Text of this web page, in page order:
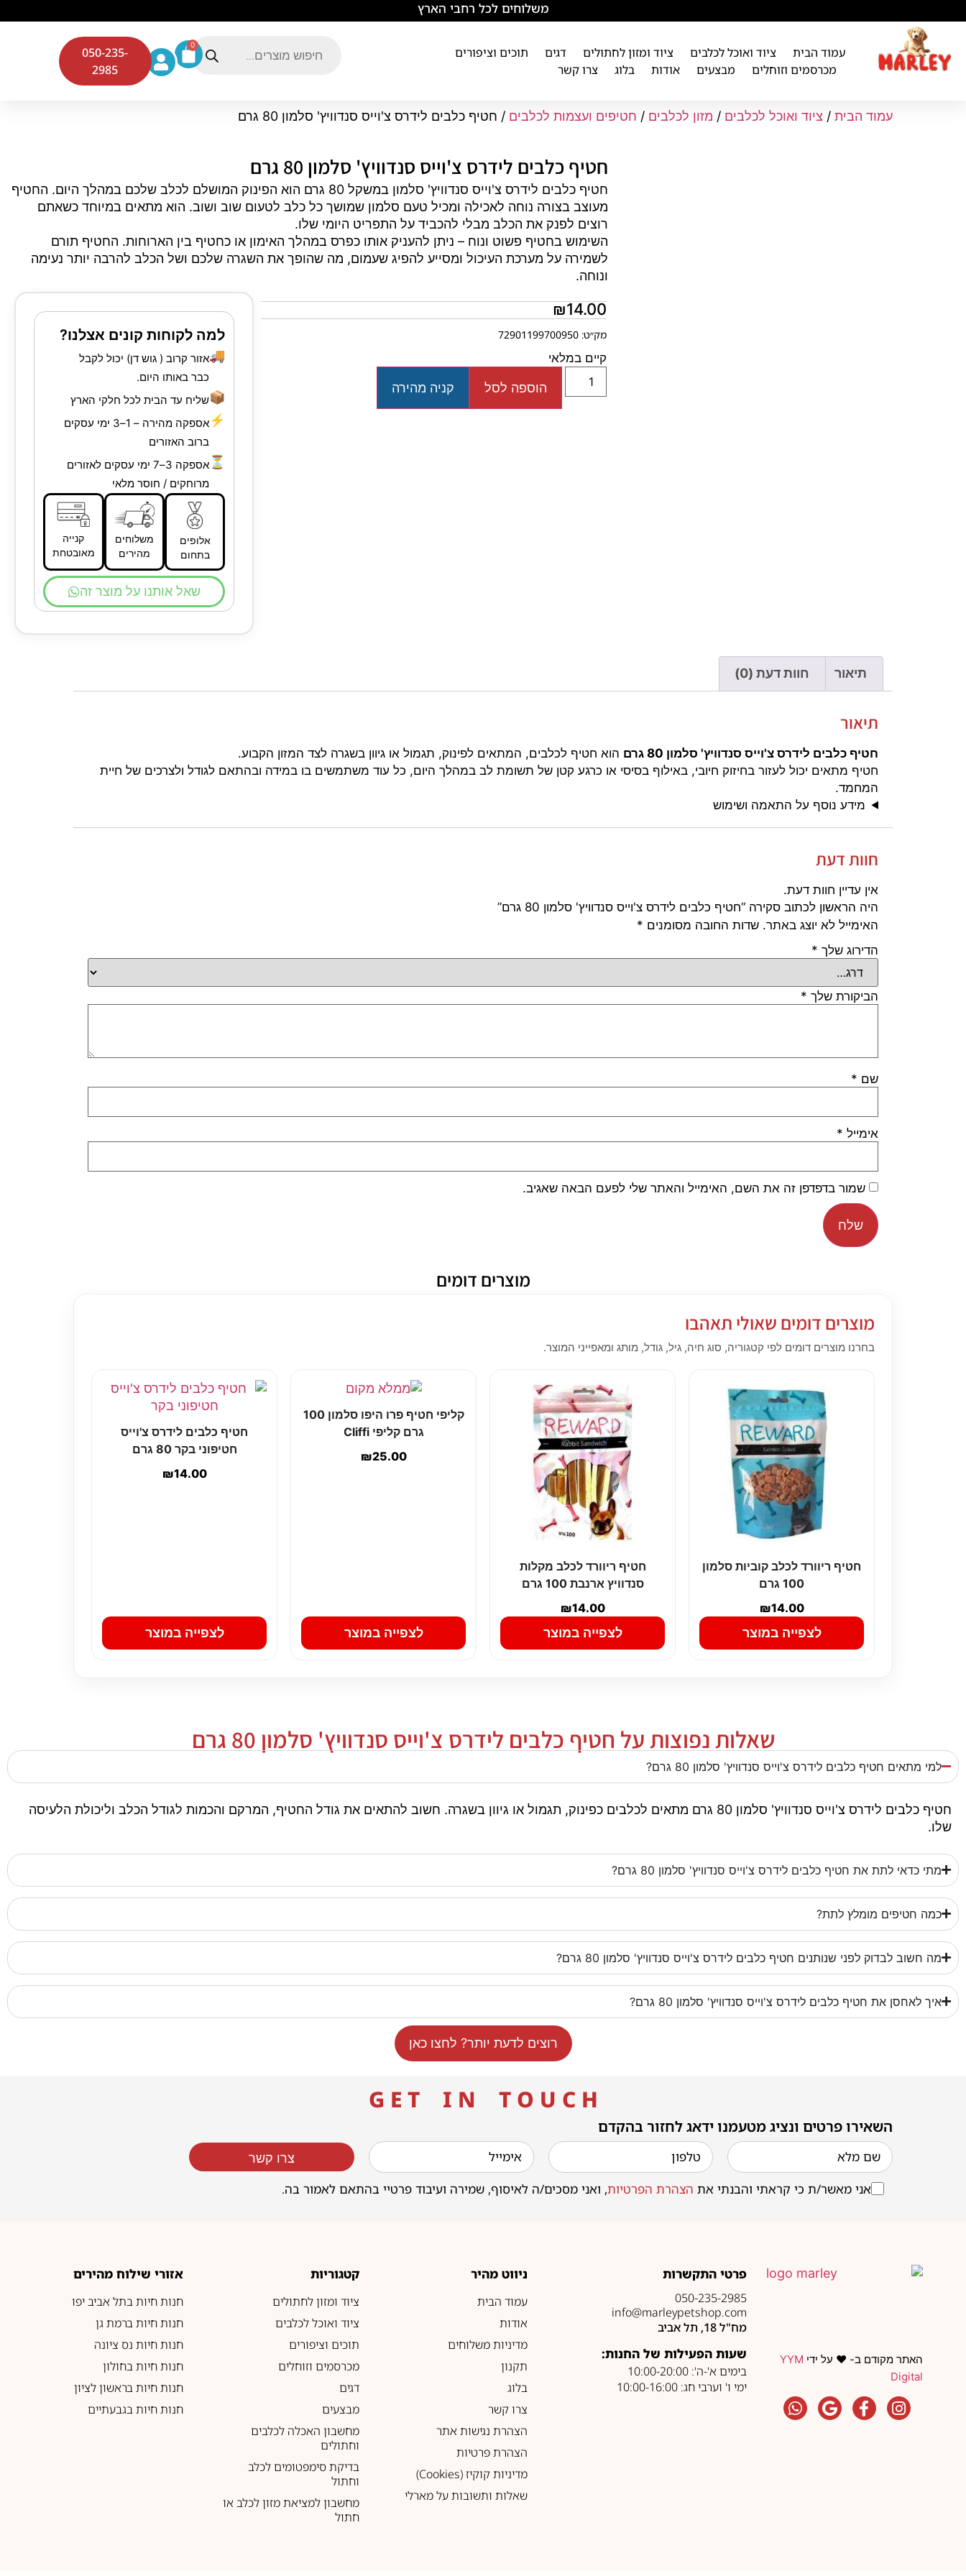
משלוחים לכל רחבי הארץ
עמוד הבית ציוד ואוכל לכלבים ציוד ומזון לחתולים דגים
תוכים וציפורים
מכרסמים וזוחלים
מבצעים אודות בלוג צרו קשר
0
050-235-
2985
עמוד הבית / ציוד ואוכל לכלבים / מזון לכלבים / חטיפים ועצמות לכלבים / חטיף כלבים לידרס צ'וייס סנדוויץ' סלמון 80 גרם
חטיף כלבים לידרס צ'וייס סנדוויץ' סלמון 80 גרם
חטיף כלבים לידרס צ'וייס סנדוויץ' סלמון במשקל 80 גרם הוא הפינוק המושלם לכלב שלכם במהלך היום. החטיף
מעוצב בצורה נוחה לאכילה ומכיל טעם סלמון שמושך כל כלב לטעום שוב ושוב. הוא מתאים במיוחד כשאתם
רוצים לפנק את הכלב מבלי להכביד על התפריט היומי שלו.
השימוש בחטיף פשוט ונוח – ניתן להעניק אותו כפרס במהלך האימון או כחטיף בין הארוחות. החטיף תורם
לשמירה על מערכת העיכול ומסייע להפיג שעמום, מה שהופך את השגרה שלכם ושל הכלב להרבה יותר נעימה
ונוחה.
₪14.00
מק״ט: 72901199700950
קיים במלאי
הוספה לסל קניה מהירה
למה לקוחות קונים אצלנו?
🚚אזור קרוב ( גוש דן) יכול לקבל
כבר באותו היום.
📦שליח עד הבית לכל חלקי הארץ
⚡
אספקה מהירה – 1–3 ימי עסקים
ברוב האזורים
⏳
אספקה 3–7 ימי עסקים לאזורים
מרוחקים / חוסר מלאי
אלופים
בתחום
משלוחים
מהירים
קנייה
מאובטחת
שאל אותנו על מוצר זה
תיאור חוות דעת (0)
תיאור
חטיף כלבים לידרס צ'וייס סנדוויץ' סלמון 80 גרם
הוא חטיף לכלבים, המתאים לפינוק, תגמול או גיוון בשגרה לצד המזון הקבוע.
חטיף מתאים יכול לעזור בחיזוק חיובי, באילוף בסיסי או כרגע קטן של תשומת לב במהלך היום, כל עוד משתמשים בו במידה ובהתאם לגודל ולצרכים של חיית
המחמד.
מידע נוסף על התאמה ושימוש
חוות דעת
אין עדיין חוות דעת.
היה הראשון לכתוב סקירה “חטיף כלבים לידרס צ'וייס סנדוויץ' סלמון 80 גרם”
האימייל לא יוצג באתר. שדות החובה מסומנים *
הדירוג שלך *
הביקורת שלך *
שם *
אימייל *
שמור בדפדפן זה את השם, האימייל והאתר שלי לפעם הבאה שאגיב.
מוצרים דומים
מוצרים דומים שאולי תאהבו
בחרנו מוצרים דומים לפי קטגוריה, סוג חיה, גיל, גודל, מותג ומאפייני המוצר.
חטיף ריוורד לכלב קוביות סלמון
100 גרם
₪14.00
לצפייה במוצר
חטיף ריוורד לכלב מקלות
סנדוויץ ארנבת 100 גרם
₪14.00
לצפייה במוצר
קליפי חטיף פרו היפו סלמון 100
גרם קליפי Cliffi
₪25.00
לצפייה במוצר
חטיף כלבים לידרס צ'וייס
חטיפוני בקר 80 גרם
₪14.00
לצפייה במוצר
שאלות נפוצות על חטיף כלבים לידרס צ'וייס סנדוויץ' סלמון 80 גרם
למי מתאים חטיף כלבים לידרס צ'וייס סנדוויץ' סלמון 80 גרם?
חטיף כלבים לידרס צ'וייס סנדוויץ' סלמון 80 גרם מתאים לכלבים כפינוק, תגמול או גיוון בשגרה. חשוב להתאים את גודל החטיף, המרקם והכמות לגודל הכלב וליכולת הלעיסה
שלו.
מתי כדאי לתת את חטיף כלבים לידרס צ'וייס סנדוויץ' סלמון 80 גרם?
כמה חטיפים מומלץ לתת?
מה חשוב לבדוק לפני שנותנים חטיף כלבים לידרס צ'וייס סנדוויץ' סלמון 80 גרם?
איך לאחסן את חטיף כלבים לידרס צ'וייס סנדוויץ' סלמון 80 גרם?
רוצים לדעת יותר? לחצו כאן
G E T I N T O U C H
השאירו פרטים ונציג מטעמנו ידאג לחזור בהקדם
אני מאשר/ת כי קראתי והבנתי את הצהרת הפרטיות, ואני מסכים/ה לאיסוף, שמירה ועיבוד פרטיי בהתאם לאמור בה.
צרו קשר
האתר מקודם ב- ❤️ על ידי YYM
Digital
פרטי התקשרות
050-235-2985
info@marleypetshop.com
מח"ל 18, תל אביב
שעות הפעילות של החנות:
בימים א'-ה': 10:00-20:00
ימי ו' וערבי חג: 10:00-16:00
ניווט מהיר
עמוד הבית
אודות
מדיניות משלוחים
תקנון
בלוג
צרו קשר
הצהרת נגישות אתר
הצהרת פרטיות
מדיניות קוקיז (Cookies)
שאלות ותשובות על מארלי
קטגוריות
ציוד ומזון לחתולים
ציוד ואוכל לכלבים
תוכים וציפורים
מכרסמים וזוחלים
דגים
מבצעים
מחשבון האכלה לכלבים
וחתולים
בדיקת סימפטומים לכלב
וחתול
מחשבון למציאת מזון לכלב או
חתול
אזורי שילוח מהירים
חנות חיות בתל אביב יפו
חנות חיות ברמת גן
חנות חיות נס ציונה
חנות חיות בחולון
חנות חיות בראשון לציון
חנות חיות בגבעתיים